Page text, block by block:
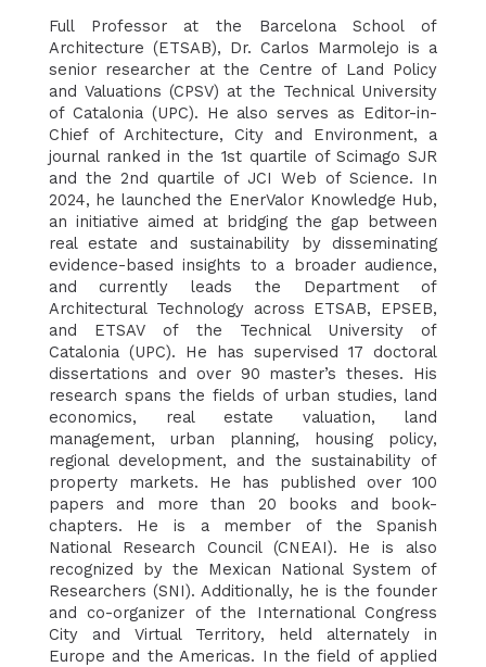
Full Professor at the Barcelona School of
Architecture (ETSAB), Dr. Carlos Marmolejo is a
senior researcher at the Centre of Land Policy
and Valuations (CPSV) at the Technical University
of Catalonia (UPC). He also serves as Editor-in-
Chief of Architecture, City and Environment, a
journal ranked in the 1st quartile of Scimago SJR
and the 2nd quartile of JCI Web of Science. In
2024, he launched the EnerValor Knowledge Hub,
an initiative aimed at bridging the gap between
real estate and sustainability by disseminating
evidence-based insights to a broader audience,
and currently leads the Department of
Architectural Technology across ETSAB, EPSEB,
and ETSAV of the Technical University of
Catalonia (UPC). He has supervised 17 doctoral
dissertations and over 90 master’s theses. His
research spans the fields of urban studies, land
economics, real estate valuation, land
management, urban planning, housing policy,
regional development, and the sustainability of
property markets. He has published over 100
papers and more than 20 books and book-
chapters. He is a member of the Spanish
National Research Council (CNEAI). He is also
recognized by the Mexican National System of
Researchers (SNI). Additionally, he is the founder
and co-organizer of the International Congress
City and Virtual Territory, held alternately in
Europe and the Americas. In the field of applied